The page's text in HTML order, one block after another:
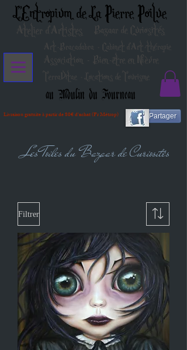
L'Entropium de La Pierre Poilue
Atelier d'Artistes Bazaar de Curiosités
au Moulin du Fourneau
Partager
Livraison gratuite à partir de 80€ d'achat (Fr Métrop)
Art-Bracadabra - Cabinet d'Art-thérapie
TerraVitae - Locations de Tourisme
Association - Bien-être en Nièvre
Les Toiles du Bazaar de Curiosités
Filtrer